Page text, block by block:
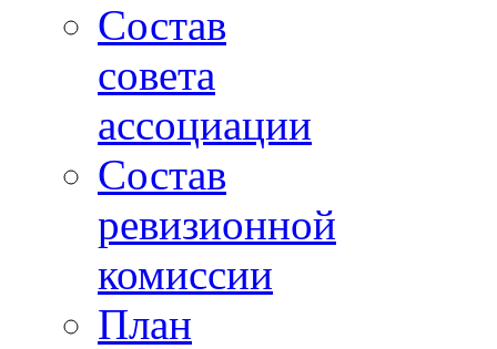
Состав
совета
ассоциации
Состав
ревизионной
комиссии
План